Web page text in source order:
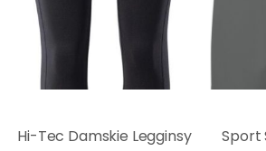
Hi-Tec Damskie Legginsy
Sport